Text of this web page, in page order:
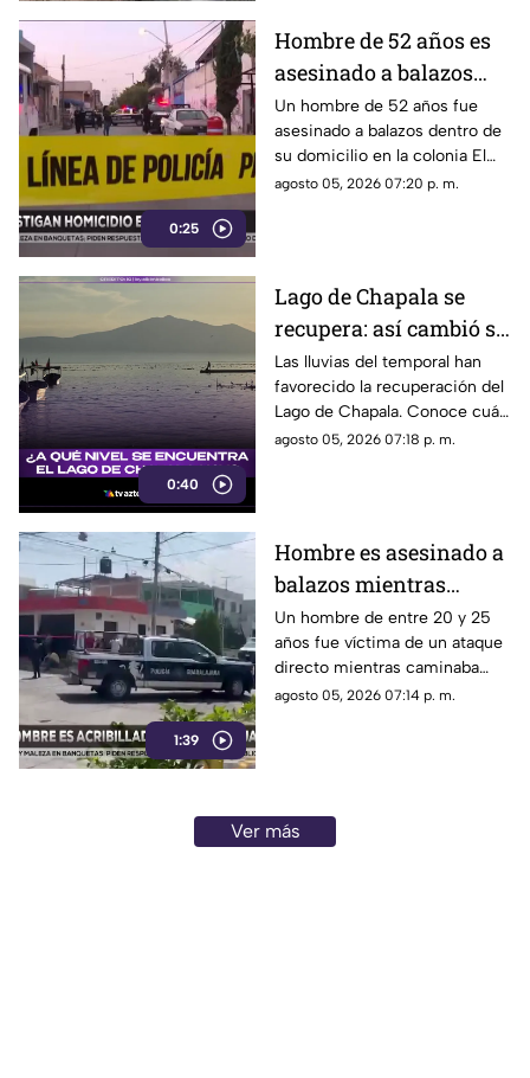
0:25
Hombre de 52 años es
asesinado a balazos
dentro de su casa en
Guadalajara
Un hombre de 52 años fue
asesinado a balazos dentro de
su domicilio en la colonia El
Dean; el agresor escapó a pie.
agosto 05, 2026 07:20 p. m.
0:40
Lago de Chapala se
recupera: así cambió su
nivel tras las lluvias en
Jalisco
Las lluvias del temporal han
favorecido la recuperación del
Lago de Chapala. Conoce cuál
es su nivel actual y qué
agosto 05, 2026 07:18 p. m.
1:39
Hombre es asesinado a
balazos mientras
caminaba con sus hijos
en Guadalajara
Un hombre de entre 20 y 25
años fue víctima de un ataque
directo mientras caminaba
con sus dos hijos en la colonia
agosto 05, 2026 07:14 p. m.
Ver más